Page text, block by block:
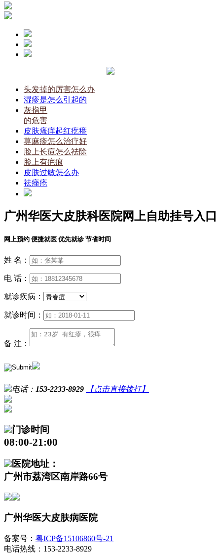
头发掉的厉害怎么办
湿疹是怎么引起的
灰指甲
的危害
皮肤瘙痒起红疙瘩
荨麻疹怎么治疗好
脸上长痘怎么祛除
脸上有疤痕
皮肤过敏怎么办
祛痤疮
广州华医大皮肤科医院网上自助挂号入口
网上预约 便捷就医 优先就诊 节省时间
姓 名：
电 话：
就诊疾病：
就诊时间：
备 注：
电话： 153-2233-8929 【点击直接拨打】
门诊时间
08:00-21:00
医院地址：
广州市荔湾区南岸路66号
广州华医大皮肤病医院
备案号： 粤ICP备15106860号-21
电话热线：153-2233-8929